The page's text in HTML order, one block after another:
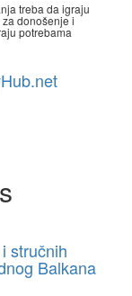
treba da igraju
donošenje i
potrebama
stručnih
Balkana